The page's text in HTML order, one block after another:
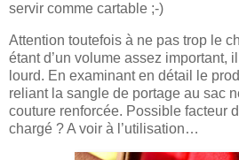
servir comme cartable ;-)
Attention toutefois à ne pas trop le
étant d’un volume assez important,
lourd. En examinant en détail le
reliant la sangle de portage au sac
couture renforcée. Possible facteur
chargé ? A voir à l’utilisation…